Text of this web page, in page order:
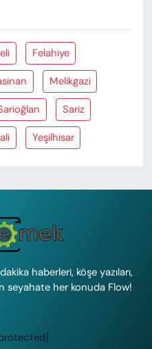
Felahiye
Melikgazi
Sariz
Yeşilhisar
haberleri, köşe yazıları,
seyahate her konuda Flow!